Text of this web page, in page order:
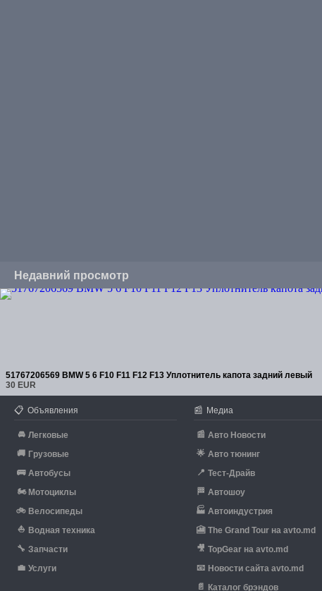
Недавний просмотр
51767206569 BMW 5 6 F10 F11 F12 F13 Уплотнитель капота задний левый
30 EUR
📋 Объявления
🚘 Легковые
🚚 Грузовые
🚌 Автобусы
🏍 Мотоциклы
🚲 Велосипеды
⛵ Водная техника
🔧 Запчасти
💼 Услуги
📰 Медиа
📰 Авто Новости
🌟 Авто тюнинг
📍 Тест-Драйв
🏁 Автошоу
🏭 Автоиндустрия
🎦 The Grand Tour на avto.md
🎥 TopGear на avto.md
📧 Новости сайта avto.md
📄
Каталог брэндов